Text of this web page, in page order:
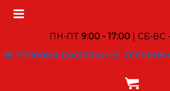
ПН-ПТ 9:00 - 17:00| СБ-ВС -
Условия доставки Условия